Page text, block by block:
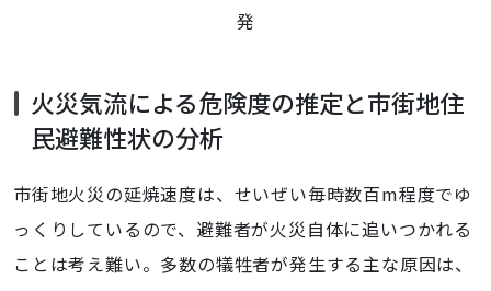
発
火災気流による危険度の推定と市街地住
民避難性状の分析
市街地火災の延焼速度は、せいぜい毎時数百m程度でゆ
っくりしているので、避難者が火災自体に追いつかれる
ことは考え難い。多数の犠牲者が発生する主な原因は、